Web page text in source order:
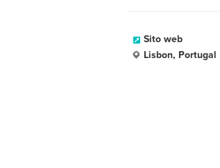
Sito web
Lisbon, Portugal